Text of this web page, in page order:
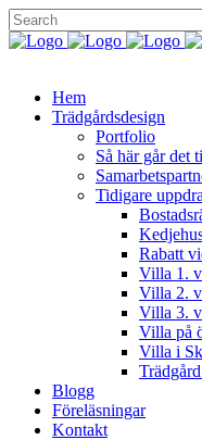
Hem
Trädgårdsdesign
Portfolio
Så här går det
Tidigare
Rabatt
Villa 1.
Villa 2.
Villa 3.
Villa på
Villa i
Blogg
Föreläsningar
Kontakt